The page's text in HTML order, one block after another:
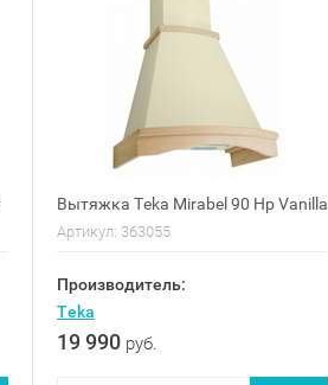
Вытяжка Teka Mirabel 90 Hp Vanilla
Артикул: 363055
Производитель:
Teka
19 990 руб.